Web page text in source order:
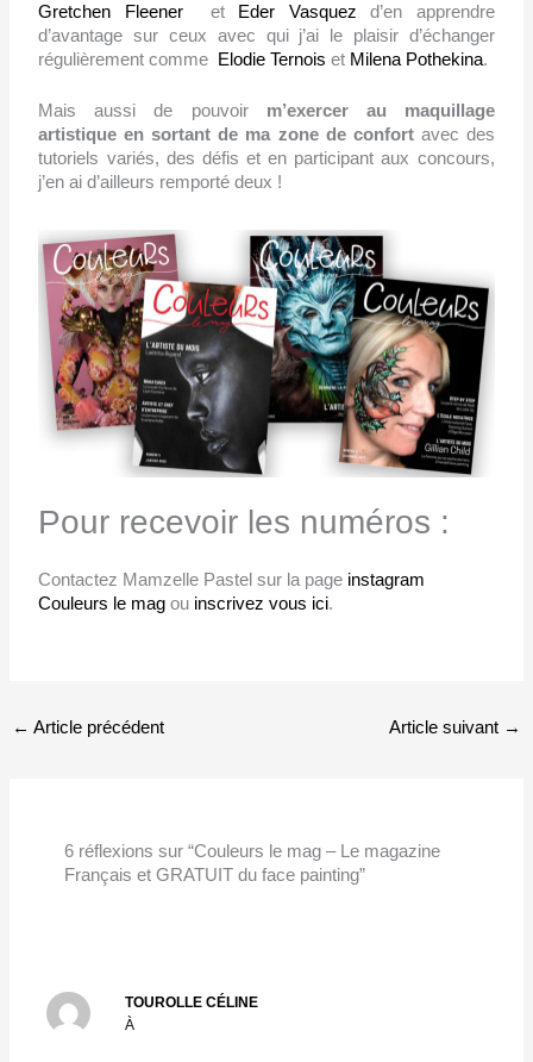
Gretchen Fleener
et Eder Vasquez d’en apprendre
d’avantage sur ceux avec qui j’ai le plaisir d’échanger
régulièrement comme Elodie Ternois et Milena Pothekina.
Mais aussi de pouvoir m’exercer au maquillage
artistique en sortant de ma zone de confortavec des
tutoriels variés, des défis et en participant aux concours,
j’en ai d’ailleurs remporté deux !
Pour recevoir les numéros :
Contactez Mamzelle Pastel sur la page instagram
Couleurs le mag ou inscrivez vous ici.
← Article précédent Article suivant →
6 réflexions sur “Couleurs le mag – Le magazine
Français et GRATUIT du face painting”
TOUROLLE CÉLINE
À